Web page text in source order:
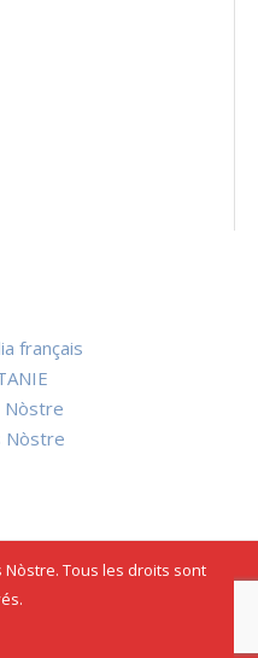
français
Nòstre
Nòstre
Nòstre. Tous les droits sont